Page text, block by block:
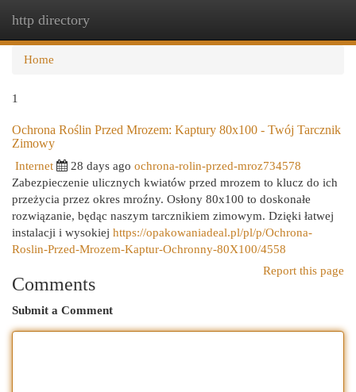
http directory
Home
1
Ochrona Roślin Przed Mrozem: Kaptury 80x100 - Twój Tarcznik
Zimowy
Internet 28 days ago ochrona-rolin-przed-mroz734578
Zabezpieczenie ulicznych kwiatów przed mrozem to klucz do ich
przeżycia przez okres mroźny. Osłony 80x100 to doskonałe
rozwiązanie, będąc naszym tarcznikiem zimowym. Dzięki łatwej
instalacji i wysokiej https://opakowaniadeal.pl/pl/p/Ochrona-
Roslin-Przed-Mrozem-Kaptur-Ochronny-80X100/4558
Report this page
Comments
Submit a Comment